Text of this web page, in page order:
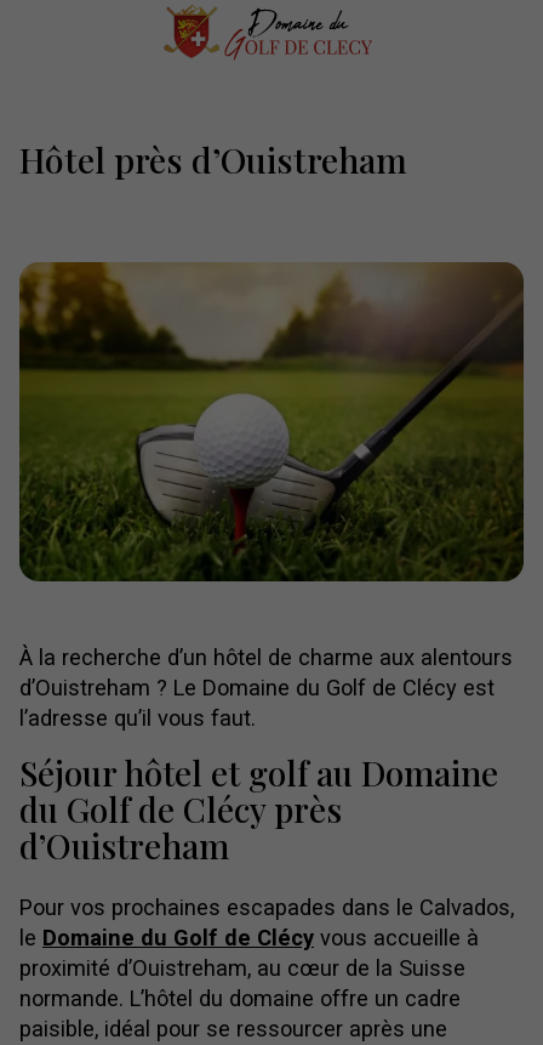
Hôtel près d’Ouistreham
À la recherche d’un hôtel de charme aux alentours
d’Ouistreham ? Le Domaine du Golf de Clécy est
l’adresse qu’il vous faut.
Séjour hôtel et golf au Domaine
du Golf de Clécy près
d’Ouistreham
Pour vos prochaines escapades dans le Calvados,
le Domaine du Golf de Clécy vous accueille à
proximité d’Ouistreham, au cœur de la Suisse
normande. L’hôtel du domaine offre un cadre
paisible, idéal pour se ressourcer après une